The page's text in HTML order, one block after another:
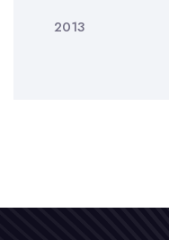
2013